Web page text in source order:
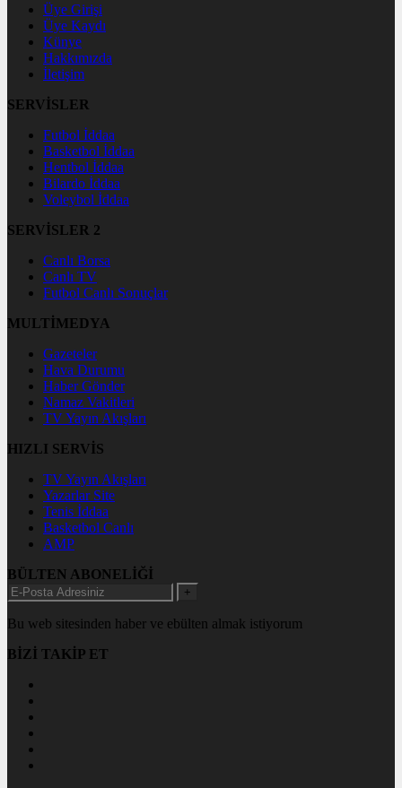
Üye Girişi
Üye Kaydı
Künye
Hakkımızda
İletişim
SERVİSLER
Futbol İddaa
Basketbol İddaa
Hentbol İddaa
Bilardo İddaa
Voleybol İddaa
SERVİSLER 2
Canlı Borsa
Canlı TV
Futbol Canlı Sonuçlar
MULTİMEDYA
Gazeteler
Hava Durumu
Haber Gönder
Namaz Vakitleri
TV Yayın Akışları
HIZLI SERVİS
TV Yayın Akışları
Yazarlar Site
Tenis İddaa
Basketbol Canlı
AMP
BÜLTEN ABONELİĞİ
+
Bu web sitesinden haber ve ebülten almak istiyorum
BİZİ TAKİP ET